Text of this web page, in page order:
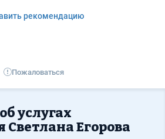
рекомендацию
Пожаловаться
услугах
Светлана Егорова